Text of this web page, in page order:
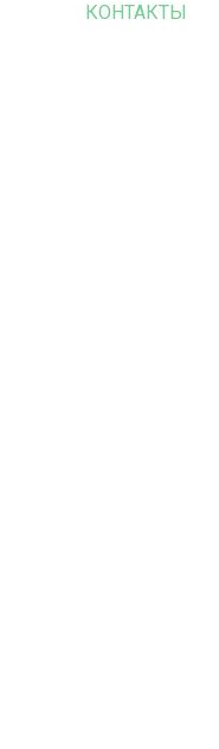
КОНТАКТЫ